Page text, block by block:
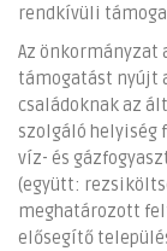
rendkívüli
Az önkormányzat
támogatást nyújt
családoknak az
szolgáló helyiség
víz- és
(együtt:
meghatározott
elősegítő